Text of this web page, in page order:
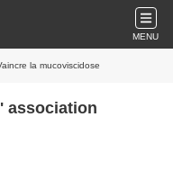
MENU
la mucoviscidose
association